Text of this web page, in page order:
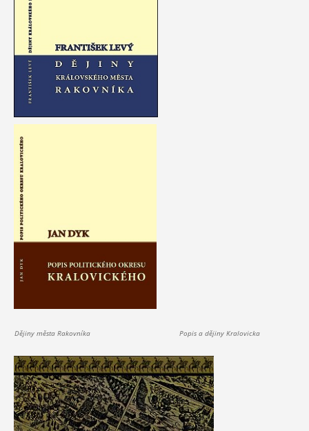
Dějiny města Rakovníka Popis a dějiny Kralovicka